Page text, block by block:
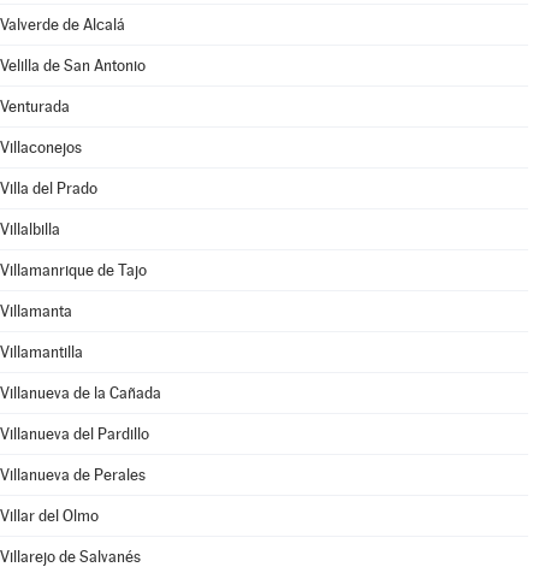
Valverde de Alcalá
Velilla de San Antonio
Venturada
Villaconejos
Villa del Prado
Villalbilla
Villamanrique de Tajo
Villamanta
Villamantilla
Villanueva de la Cañada
Villanueva del Pardillo
Villanueva de Perales
Villar del Olmo
Villarejo de Salvanés